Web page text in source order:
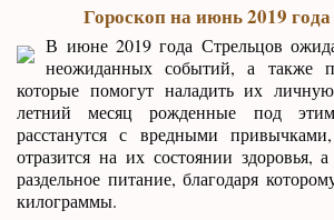
Гороскоп на июнь 2019
В июне 2019 года Стрельцов
неожиданных событий, а также
которые помогут наладить их
летний месяц рожденные под
расстанутся с вредными
отразится на их состоянии здоровья,
раздельное питание, благодаря
килограммы.